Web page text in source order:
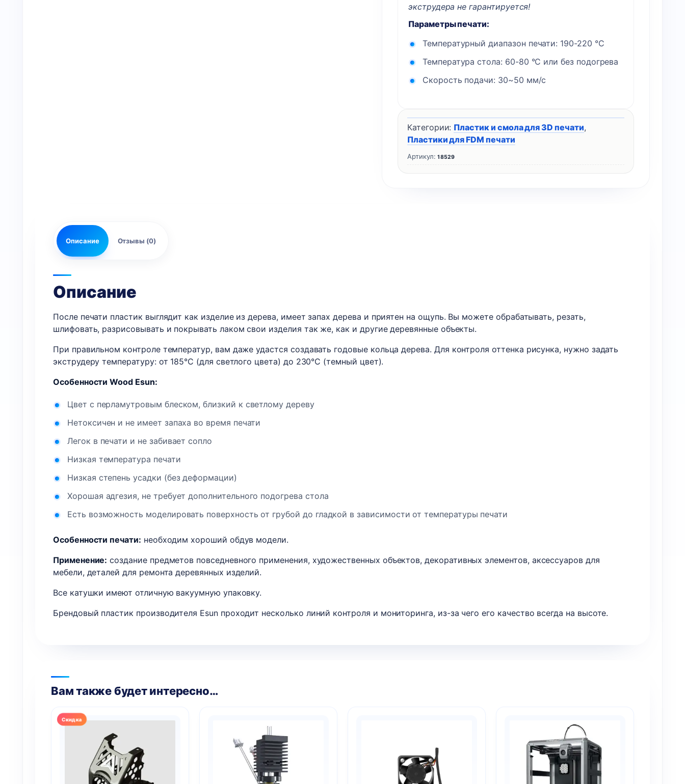
экструдера не гарантируется!
Параметры печати:
Температурный диапазон печати: 190-220 °C
Температура стола: 60-80 °C или без подогрева
Скорость подачи: 30~50 мм/с
Артикул:18529
Категории: Пластик и смола для 3D печати,
Пластики для FDM печати
Описание Отзывы (0)
Описание
После печати пластик выглядит как изделие из дерева, имеет запах дерева и приятен на ощупь. Вы можете обрабатывать, резать,
шлифовать, разрисовывать и покрывать лаком свои изделия так же, как и другие деревянные объекты.
При правильном контроле температур, вам даже удастся создавать годовые кольца дерева. Для контроля оттенка рисунка, нужно задать
экструдеру температуру: от 185°C (для светлого цвета) до 230°C (темный цвет).
Особенности Wood Esun:
Цвет с перламутровым блеском, близкий к светлому дереву
Нетоксичен и не имеет запаха во время печати
Легок в печати и не забивает сопло
Низкая температура печати
Низкая степень усадки (без деформации)
Хорошая адгезия, не требует дополнительного подогрева стола
Есть возможность моделировать поверхность от грубой до гладкой в зависимости от температуры печати
Особенности печати: необходим хороший обдув модели.
Применение: создание предметов повседневного применения, художественных объектов, декоративных элементов, аксессуаров для
мебели, деталей для ремонта деревянных изделий.
Все катушки имеют отличную вакуумную упаковку.
Брендовый пластик производителя Esun проходит несколько линий контроля и мониторинга, из-за чего его качество всегда на высоте.
Вам также будет интересно…
Этот
несколько
вариаций.